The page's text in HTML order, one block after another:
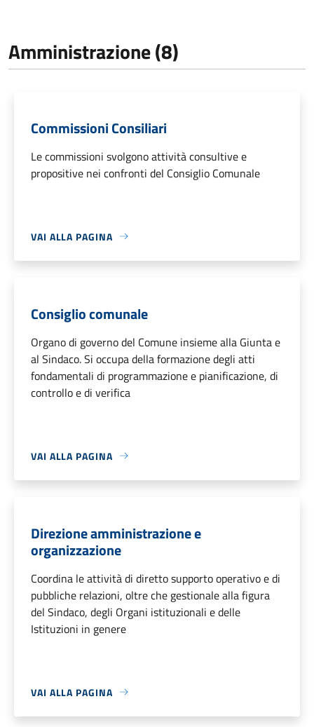
Amministrazione (8)
Commissioni Consiliari
Le commissioni svolgono attività consultive e
propositive nei confronti del Consiglio Comunale
VAI ALLA PAGINA
Consiglio comunale
Organo di governo del Comune insieme alla Giunta e
al Sindaco. Si occupa della formazione degli atti
fondamentali di programmazione e pianificazione, di
controllo e di verifica
VAI ALLA PAGINA
Direzione amministrazione e
organizzazione
Coordina le attività di diretto supporto operativo e di
pubbliche relazioni, oltre che gestionale alla figura
del Sindaco, degli Organi istituzionali e delle
Istituzioni in genere
VAI ALLA PAGINA